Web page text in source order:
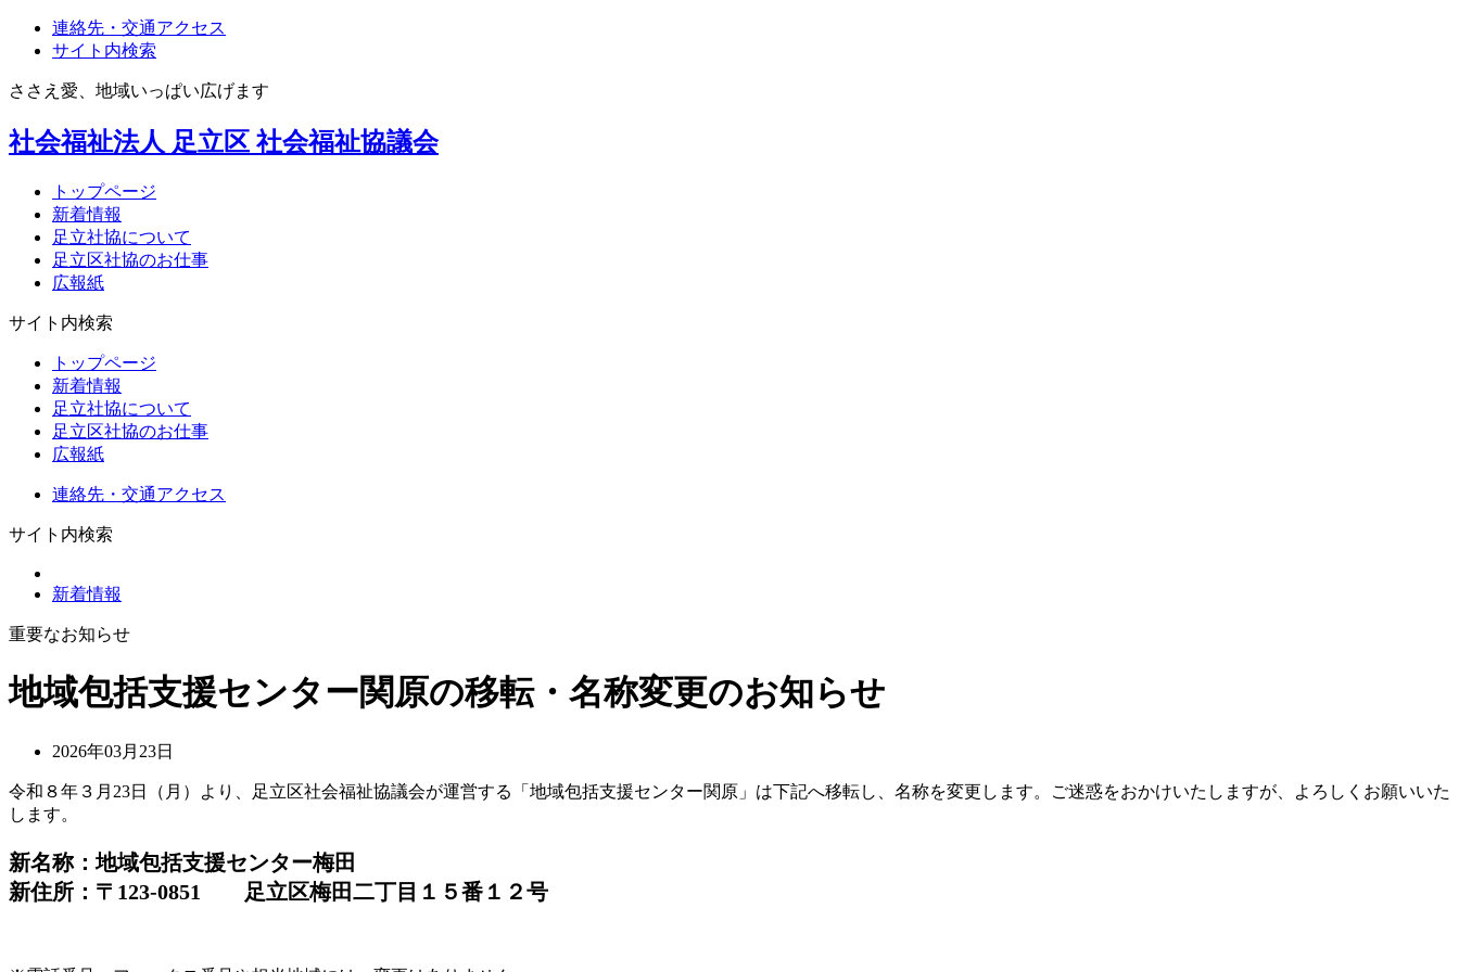
連絡先・交通アクセス
サイト内検索
ささえ愛、地域いっぱい広げます
社会福祉法人 足立区 社会福祉協議会
トップページ
新着情報
足立社協について
足立区社協のお仕事
広報紙
サイト内検索
トップページ
新着情報
足立社協について
足立区社協のお仕事
広報紙
連絡先・交通アクセス
サイト内検索
新着情報
重要なお知らせ
地域包括支援センター関原の移転・名称変更のお知らせ
2026年03月23日
令和８年３月23日（月）より、足立区社会福祉協議会が運営する「地域包括支援センター関原」は下記へ移転し、名称を変更します。ご迷惑をおかけいたしますが、よろしくお願いいた
します。
新名称：地域包括支援センター梅田
新住所：〒123-0851 足立区梅田二丁目１５番１２号